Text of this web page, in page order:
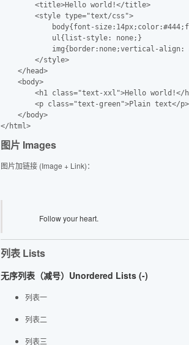
        <title>Hello world!</title>
        <style type="text/css">
body{font-
            ul{list-style: none;}
img{border:none;vertical-align:
        </style>
    </head>
    <body>
<h1 class="text-xxl">Hello world!</
        <p class="text-green">Plain text</p>
    </body>
图片 Images
图片加链接 (Image + Link)：
Follow your heart.
列表 Lists
无序列表（减号）Unordered Lists (-)
列表一
列表二
列表三